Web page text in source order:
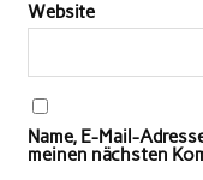
Website
Name, E-Mail-
meinen nächsten